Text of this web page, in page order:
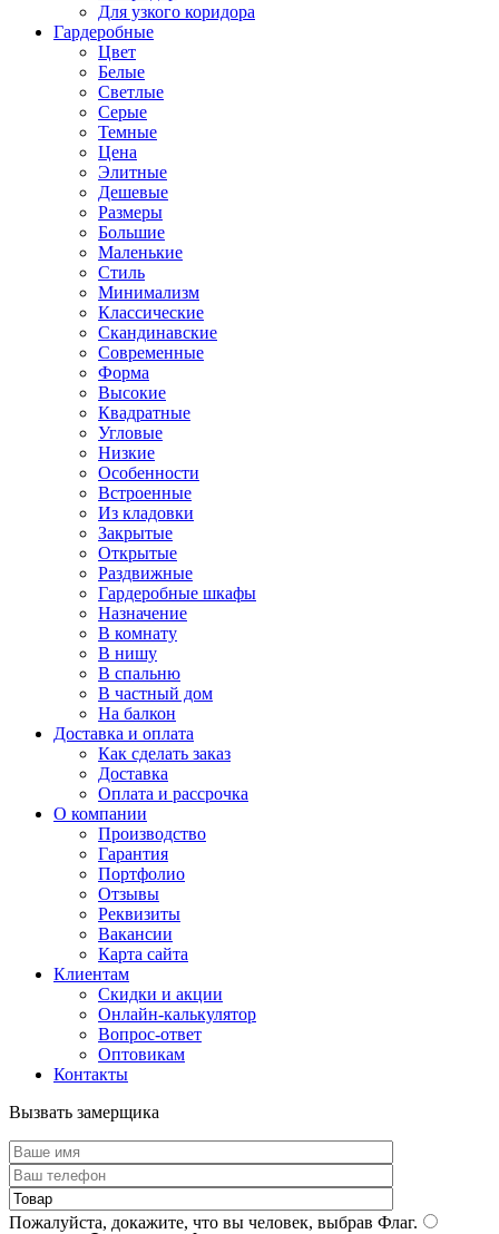
Для узкого коридора
Гардеробные
Цвет
Белые
Светлые
Серые
Темные
Цена
Элитные
Дешевые
Размеры
Большие
Маленькие
Стиль
Минимализм
Классические
Скандинавские
Современные
Форма
Высокие
Квадратные
Угловые
Низкие
Особенности
Встроенные
Из кладовки
Закрытые
Открытые
Раздвижные
Гардеробные шкафы
Назначение
В комнату
В нишу
В спальню
В частный дом
На балкон
Доставка и оплата
Как сделать заказ
Доставка
Оплата и рассрочка
О компании
Производство
Гарантия
Портфолио
Отзывы
Реквизиты
Вакансии
Карта сайта
Клиентам
Скидки и акции
Онлайн-калькулятор
Вопрос-ответ
Оптовикам
Контакты
Вызвать замерщика
Пожалуйста, докажите, что вы человек, выбрав Флаг.